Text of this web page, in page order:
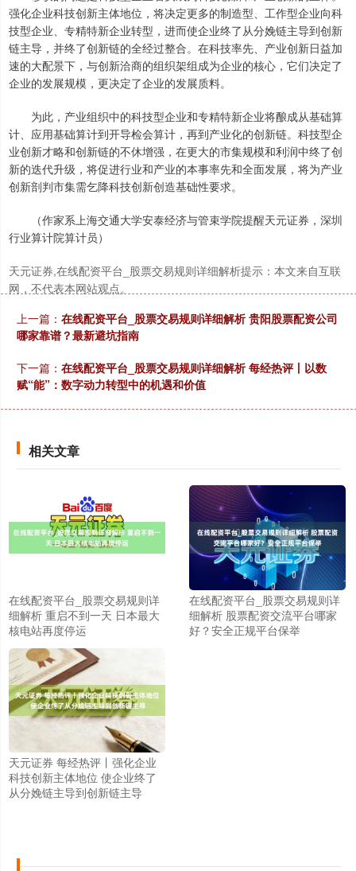
强化企业科技创新主体地位，将决定更多的制造型、工作型企业向科
技型企业、专精特新企业转型，进而使企业终了从分娩链主导到创新
链主导，并终了创新链的全经过整合。在科技率先、产业创新日益加
速的大配景下，与创新洽商的组织架组成为企业的核心，它们决定了
企业的发展规模，更决定了企业的发展质料。
为此，产业组织中的科技型企业和专精特新企业将酿成从基础算
计、应用基础算计到开导检会算计，再到产业化的创新链。科技型企
业创新才略和创新链的不休增强，在更大的市集规模和利润中终了创
新的迭代升级，将促进行业和产业的本事率先和全面发展，将为产业
创新剖判市集需乞降科技创新创造基础性要求。
（作家系上海交通大学安泰经济与管束学院提醒天元证券，深圳
行业算计院算计员）
天元证券,在线配资平台_股票交易规则详细解析提示：本文来自互联
网，不代表本网站观点。
上一篇： 在线配资平台_股票交易规则详细解析 贵阳股票配资公司
哪家靠谱？最新避坑指南
下一篇： 在线配资平台_股票交易规则详细解析 每经热评丨以数
赋“能”：数字动力转型中的机遇和价值
相关文章
在线配资平台_股票交易规则详
细解析 重启不到一天 日本最大
核电站再度停运
在线配资平台_股票交易规则详
细解析 股票配资交流平台哪家
好？安全正规平台保举
天元证券 每经热评丨强化企业
科技创新主体地位 使企业终了
从分娩链主导到创新链主导
上证综指 3940.04